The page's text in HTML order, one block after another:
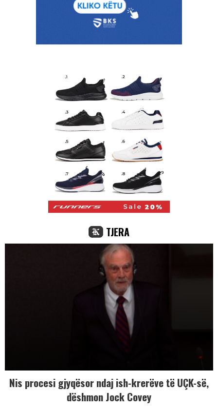
TJERA
Nis procesi gjyqësor ndaj ish-krerëve të UÇK-së,
dëshmon Jock Covey